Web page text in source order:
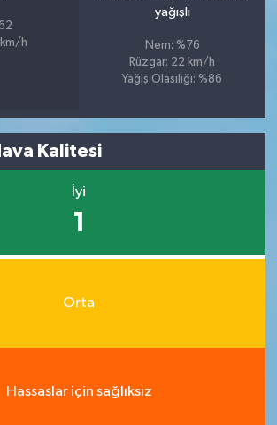
km/h
yağışlı
Nem: %76
Rüzgar: 22 km/h
Yağış Olasılığı: %86
Kalitesi
İyi
1
Orta
Hassaslar için sağlıksız